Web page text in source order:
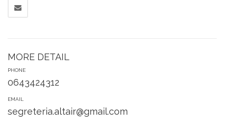
MORE DETAIL
PHONE
0643424312
EMAIL
segreteria.altair@gmail.com